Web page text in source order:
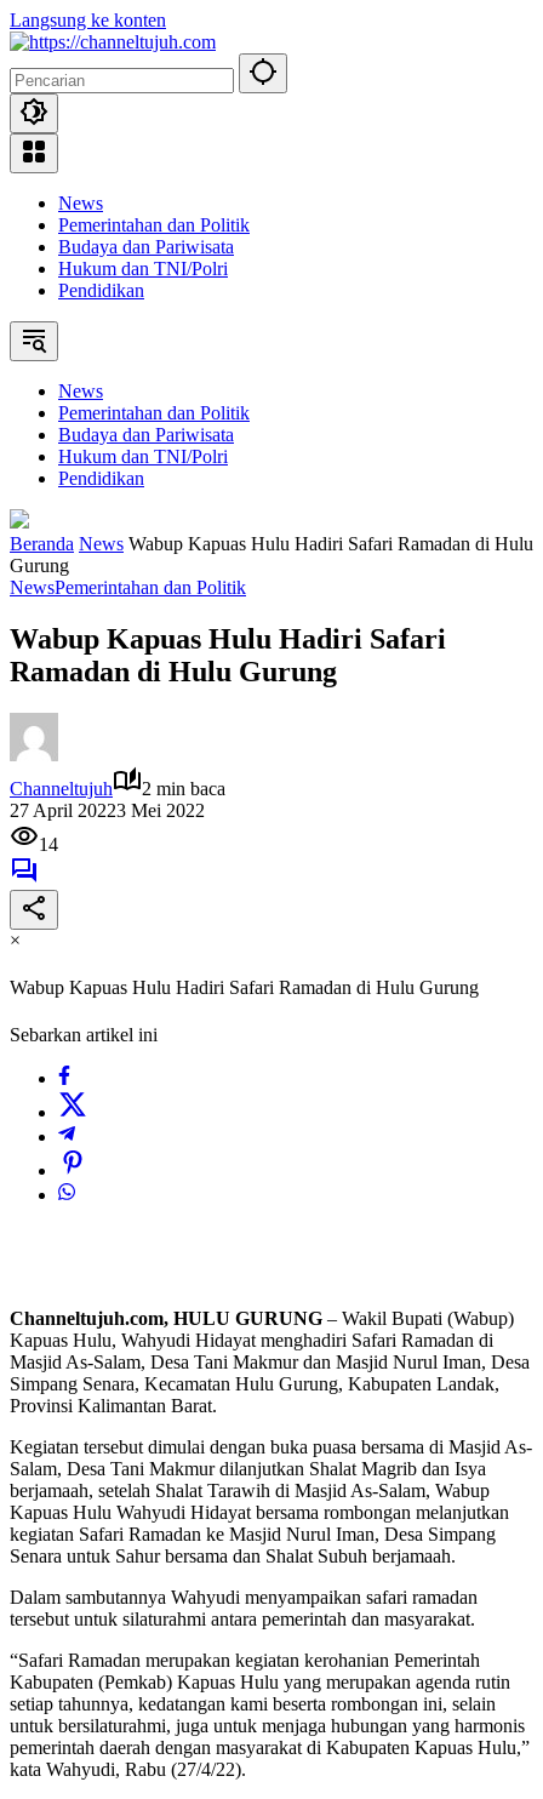
Langsung ke konten
News
Pemerintahan dan Politik
Budaya dan Pariwisata
Hukum dan TNI/Polri
Pendidikan
News
Pemerintahan dan Politik
Budaya dan Pariwisata
Hukum dan TNI/Polri
Pendidikan
Beranda News Wabup Kapuas Hulu Hadiri Safari Ramadan di Hulu
Gurung
NewsPemerintahan dan Politik
Wabup Kapuas Hulu Hadiri Safari
Ramadan di Hulu Gurung
Channeltujuh
2 min baca
27 April 20223 Mei 2022
14
×
Wabup Kapuas Hulu Hadiri Safari Ramadan di Hulu Gurung
Sebarkan artikel ini
Channeltujuh.com, HULU GURUNG – Wakil Bupati (Wabup)
Kapuas Hulu, Wahyudi Hidayat menghadiri Safari Ramadan di
Masjid As-Salam, Desa Tani Makmur dan Masjid Nurul Iman, Desa
Simpang Senara, Kecamatan Hulu Gurung, Kabupaten Landak,
Provinsi Kalimantan Barat.
Kegiatan tersebut dimulai dengan buka puasa bersama di Masjid As-
Salam, Desa Tani Makmur dilanjutkan Shalat Magrib dan Isya
berjamaah, setelah Shalat Tarawih di Masjid As-Salam, Wabup
Kapuas Hulu Wahyudi Hidayat bersama rombongan melanjutkan
kegiatan Safari Ramadan ke Masjid Nurul Iman, Desa Simpang
Senara untuk Sahur bersama dan Shalat Subuh berjamaah.
Dalam sambutannya Wahyudi menyampaikan safari ramadan
tersebut untuk silaturahmi antara pemerintah dan masyarakat.
“Safari Ramadan merupakan kegiatan kerohanian Pemerintah
Kabupaten (Pemkab) Kapuas Hulu yang merupakan agenda rutin
setiap tahunnya, kedatangan kami beserta rombongan ini, selain
untuk bersilaturahmi, juga untuk menjaga hubungan yang harmonis
pemerintah daerah dengan masyarakat di Kabupaten Kapuas Hulu,”
kata Wahyudi, Rabu (27/4/22).